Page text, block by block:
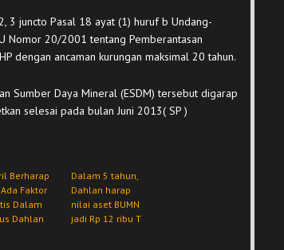
3 juncto Pasal 18 ayat (1) huruf b Undang-
Nomor 20/2001 tentang Pemberantasan
dengan ancaman kurungan maksimal 20 tahun.
Sumber Daya Mineral (ESDM) tersebut digarap
selesai pada bulan Juni 2013( SP )
Berharap
Faktor
Dalam
Dahlan
Dalam 5 tahun,
Dahlan harap
nilai aset BUMN
jadi Rp 12 ribu T